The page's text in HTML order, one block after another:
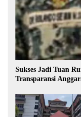
Sukses Jadi Tuan
Transparansi